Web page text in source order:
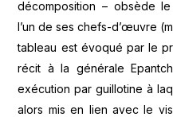
décomposition – obsède
l’un de ses chefs-d’œuvre
tableau est évoqué par le
récit à la générale
exécution par guillotine à
alors mis en lien avec le